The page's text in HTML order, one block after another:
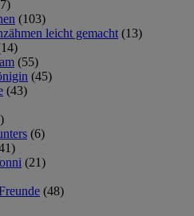
(103)
leicht gemacht (13)
(55)
(45)
(43)
(6)
(21)
(48)